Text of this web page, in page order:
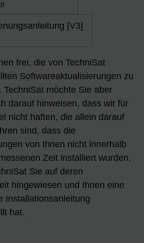
[V3]
frei, die von TechniSat
Softwareaktualisierungen zu
TechniSat möchte Sie aber
darauf hinweisen, dass wir für
nicht haften, die allein darauf
sind, dass die
von Ihnen nicht innerhalb
Zeit installiert wurden,
Sie auf deren
hingewiesen und Ihnen eine
Installationsanleitung
hat.